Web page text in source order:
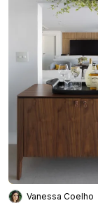
Vanessa Coelho